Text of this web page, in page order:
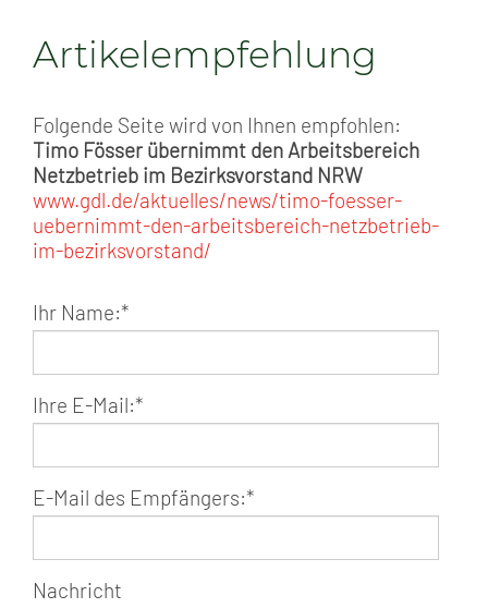
Artikelempfehlung
Folgende Seite wird von Ihnen empfohlen:
Timo Fösser übernimmt den Arbeitsbereich
Netzbetrieb im Bezirksvorstand NRW
www.gdl.de/aktuelles/news/timo-foesser-
uebernimmt-den-arbeitsbereich-netzbetrieb-
im-bezirksvorstand/
Ihr Name:*
Ihre E-Mail:*
E-Mail des Empfängers:*
Nachricht